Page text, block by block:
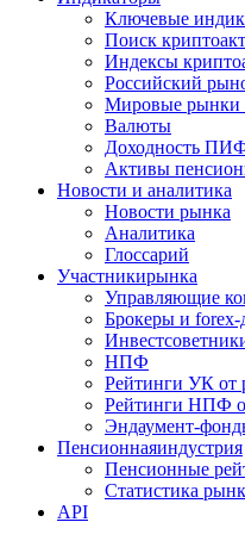
Ключевые
Поиск
Индексы
Российский
Мировые рынки
Валюты
Доходность
Активы
Новости и аналитика
Новости рынка
Аналитика
Глоссарий
Участникирынка
Управляющие
Брокеры и
НПФ
Рейтинги УК от
Рейтинги НПФ
Эндаумент-
Пенсионнаяиндустрия
Пенсионные
Статистика
API